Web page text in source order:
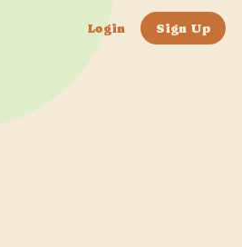
Login Sign Up